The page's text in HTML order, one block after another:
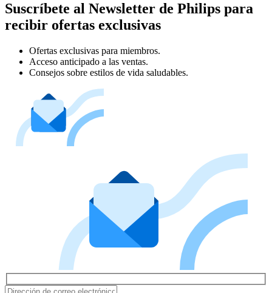
Suscríbete al Newsletter de Philips para
recibir ofertas exclusivas
Ofertas exclusivas para miembros.
Acceso anticipado a las ventas.
Consejos sobre estilos de vida saludables.